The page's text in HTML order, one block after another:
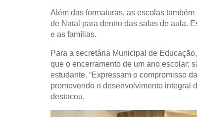
Além das formaturas, as escolas
de Natal para dentro das salas de aula.
e as famílias.
Para a secretária Municipal de
que o encerramento de um ano escolar;
estudante. “Expressam o compromisso
promovendo o desenvolvimento integral
destacou.